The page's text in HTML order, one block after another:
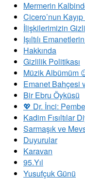
Mermerin
Cicero’nun
İlişkilerimizin
​Işıltılı
Hakkında
Gizlilik Politikası
Müzik Albümüm
Emanet Bahçesi
Bir Ebru Öyküsü
💖 Dr. İnci:
Kadim Fısıltılar
Sarmaşık ve
Duyurular
Karavan
95.Yıl
Yusufçuk Günü